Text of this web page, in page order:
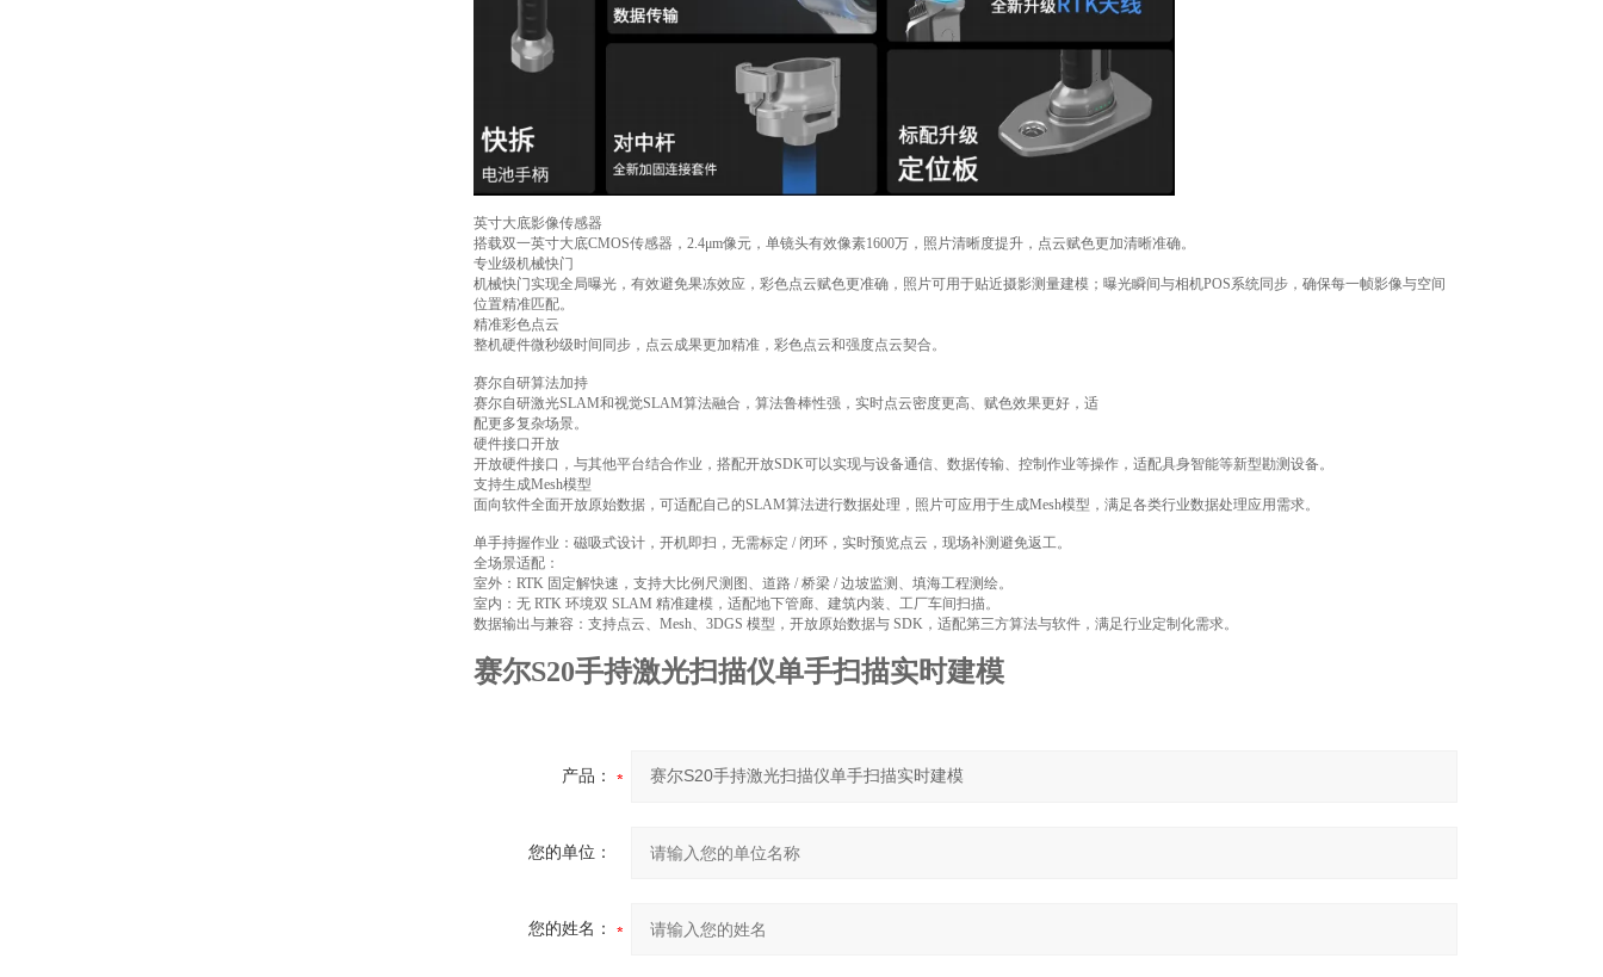
英寸大底影像传感器
搭载双一英寸大底CMOS传感器，2.4μm像元，单镜头有效像素1600万，照片清晰度提升，点云赋色更加清晰准确。
专业级机械快门
机械快门实现全局曝光，有效避免果冻效应，彩色点云赋色更准确，照片可用于贴近摄影测量建模；曝光瞬间与相机POS系统同步，确保每一帧影像与空间
位置精准匹配。
精准彩色点云
整机硬件微秒级时间同步，点云成果更加精准，彩色点云和强度点云契合。
赛尔自研算法加持
赛尔自研激光SLAM和视觉SLAM算法融合，算法鲁棒性强，实时点云密度更高、赋色效果更好，适
配更多复杂场景。
硬件接口开放
开放硬件接口，与其他平台结合作业，搭配开放SDK可以实现与设备通信、数据传输、控制作业等操作，适配具身智能等新型勘测设备。
支持生成Mesh模型
面向软件全面开放原始数据，可适配自己的SLAM算法进行数据处理，照片可应用于生成Mesh模型，满足各类行业数据处理应用需求。
单手持握作业：磁吸式设计，开机即扫，无需标定 / 闭环，实时预览点云，现场补测避免返工。
全场景适配：
室外：RTK 固定解快速，支持大比例尺测图、道路 / 桥梁 / 边坡监测、填海工程测绘。
室内：无 RTK 环境双 SLAM 精准建模，适配地下管廊、建筑内装、工厂车间扫描。
数据输出与兼容：支持点云、Mesh、3DGS 模型，开放原始数据与 SDK，适配第三方算法与软件，满足行业定制化需求。
赛尔S20手持激光扫描仪单手扫描实时建模
产品：
您的单位：
您的姓名：